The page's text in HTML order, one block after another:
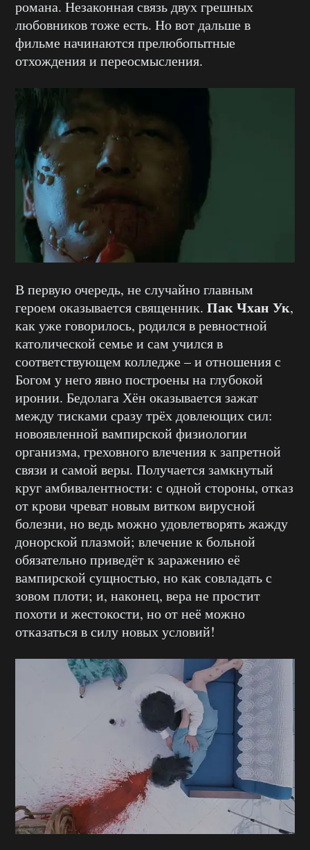
романа. Незаконная связь двух грешных
любовников тоже есть. Но вот дальше в
фильме начинаются прелюбопытные
отхождения и переосмысления.
В первую очередь, не случайно главным
героем оказывается священник. Пак Чхан Ук,
как уже говорилось, родился в ревностной
католической семье и сам учился в
соответствующем колледже – и отношения с
Богом у него явно построены на глубокой
иронии. Бедолага Хён оказывается зажат
между тисками сразу трёх довлеющих сил:
новоявленной вампирской физиологии
организма, греховного влечения к запретной
связи и самой веры. Получается замкнутый
круг амбивалентности: с одной стороны, отказ
от крови чреват новым витком вирусной
болезни, но ведь можно удовлетворять жажду
донорской плазмой; влечение к больной
обязательно приведёт к заражению её
вампирской сущностью, но как совладать с
зовом плоти; и, наконец, вера не простит
похоти и жестокости, но от неё можно
отказаться в силу новых условий!